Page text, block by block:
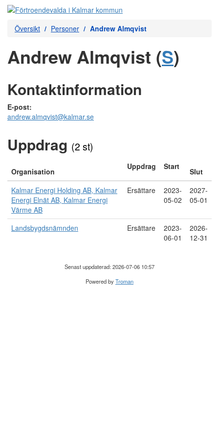
Översikt Personer Andrew Almqvist
Andrew Almqvist (S)
Kontaktinformation
E-post:
andrew.almqvist@kalmar.se
Uppdrag (2 st)
Organisation
Uppdrag Start
Slut
Kalmar Energi Holding AB, Kalmar
Energi Elnät AB, Kalmar Energi
Värme AB
Ersättare
2023-
05-02
2027-
05-01
Landsbygdsnämnden Ersättare
2023-
06-01
2026-
12-31
Senast uppdaterad: 2026-07-06 10:57
Powered byTroman